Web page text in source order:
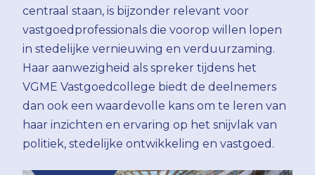
centraal staan, is bijzonder relevant voor
vastgoedprofessionals die voorop willen lopen
in stedelijke vernieuwing en verduurzaming.
Haar aanwezigheid als spreker tijdens het
VGME Vastgoedcollege biedt de deelnemers
dan ook een waardevolle kans om te leren van
haar inzichten en ervaring op het snijvlak van
politiek, stedelijke ontwikkeling en vastgoed.